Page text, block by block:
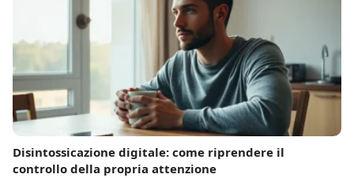
Disintossicazione digitale: come riprendere il
controllo della propria attenzione